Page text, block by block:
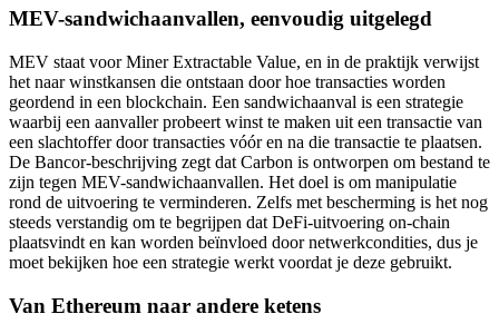
MEV-sandwichaanvallen, eenvoudig uitgelegd
MEV staat voor Miner Extractable Value, en in de praktijk verwijst
het naar winstkansen die ontstaan door hoe transacties worden
geordend in een blockchain. Een sandwichaanval is een strategie
waarbij een aanvaller probeert winst te maken uit een transactie van
een slachtoffer door transacties vóór en na die transactie te plaatsen.
De Bancor-beschrijving zegt dat Carbon is ontworpen om bestand te
zijn tegen MEV-sandwichaanvallen. Het doel is om manipulatie
rond de uitvoering te verminderen. Zelfs met bescherming is het nog
steeds verstandig om te begrijpen dat DeFi-uitvoering on-chain
plaatsvindt en kan worden beïnvloed door netwerkcondities, dus je
moet bekijken hoe een strategie werkt voordat je deze gebruikt.
Van Ethereum naar andere ketens